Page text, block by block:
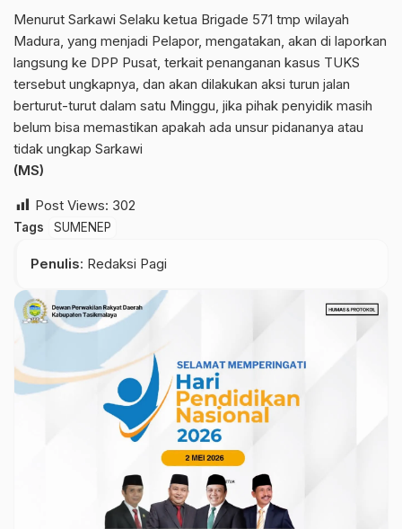
Menurut Sarkawi Selaku ketua Brigade 571 tmp wilayah
Madura, yang menjadi Pelapor, mengatakan, akan di laporkan
langsung ke DPP Pusat, terkait penanganan kasus TUKS
tersebut ungkapnya, dan akan dilakukan aksi turun jalan
berturut-turut dalam satu Minggu, jika pihak penyidik masih
belum bisa memastikan apakah ada unsur pidananya atau
tidak ungkap Sarkawi
(MS)
Post Views: 302
Tags SUMENEP
Penulis: Redaksi Pagi